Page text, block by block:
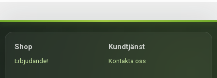
Shop
Erbjudande!
Kundtjänst
Kontakta oss